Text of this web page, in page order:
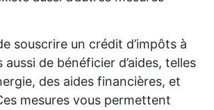
souscrire un crédit d’impôts à
de bénéficier d’aides, telles
des aides financières, et
mesures vous permettent